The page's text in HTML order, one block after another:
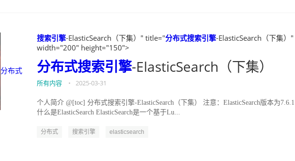
分布式
搜索引擎-ElasticSearch（下集）" title="分布式搜索引擎-ElasticSearch（下集）"
width="200" height="150">
分布式搜索引擎-ElasticSearch（下集）
所有内容 • 2025-03-31
个人简介 @[toc] 分布式搜索引擎-ElasticSearch（下集） 注意：ElasticSearch版本为7.6.1
什么是ElasticSearch ElasticSearch是一个基于Lu...
分布式 搜索引擎 elasticsearch